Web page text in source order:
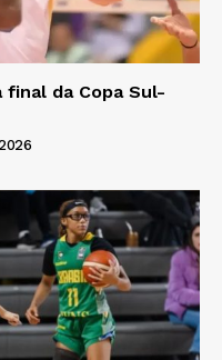
da Copa Sul-